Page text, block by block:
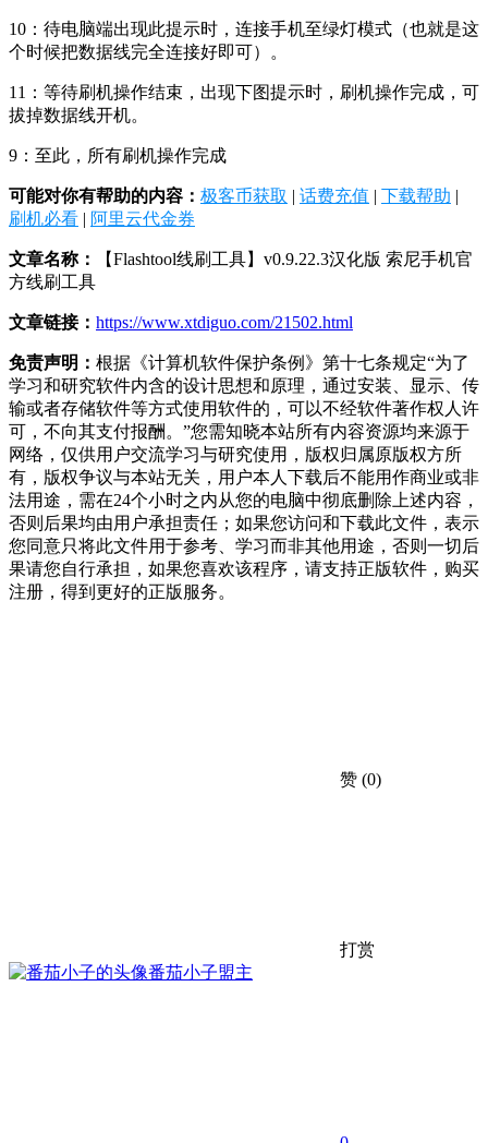
10：待电脑端出现此提示时，连接手机至绿灯模式（也就是这
个时候把数据线完全连接好即可）。
11：等待刷机操作结束，出现下图提示时，刷机操作完成，可
拔掉数据线开机。
9：至此，所有刷机操作完成
可能对你有帮助的内容： 极客币获取 | 话费充值 | 下载帮助 |
刷机必看 | 阿里云代金券
文章名称：
【Flashtool线刷工具】v0.9.22.3汉化版 索尼手机官
方线刷工具
文章链接： https://www.xtdiguo.com/21502.html
免责声明： 根据《计算机软件保护条例》第十七条规定“为了
学习和研究软件内含的设计思想和原理，通过安装、显示、传
输或者存储软件等方式使用软件的，可以不经软件著作权人许
可，不向其支付报酬。”您需知晓本站所有内容资源均来源于
网络，仅供用户交流学习与研究使用，版权归属原版权方所
有，版权争议与本站无关，用户本人下载后不能用作商业或非
法用途，需在24个小时之内从您的电脑中彻底删除上述内容，
否则后果均由用户承担责任；如果您访问和下载此文件，表示
您同意只将此文件用于参考、学习而非其他用途，否则一切后
果请您自行承担，如果您喜欢该程序，请支持正版软件，购买
注册，得到更好的正版服务。
赞 (0)
打赏
番茄小子盟主